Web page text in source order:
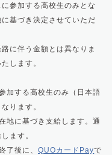
参加する高校生のみとな
基づき決定させていただ
に伴う金額とは異なりま
します。
加する高校生のみ（日本語
ります。
地に基づき支給します。通
ます。
了後に、 QUOカードPayで